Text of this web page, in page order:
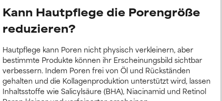
Kann Hautpflege die Porengröße
reduzieren?
Hautpflege kann Poren nicht physisch verkleinern, aber
bestimmte Produkte können ihr Erscheinungsbild sichtbar
verbessern. Indem Poren frei von Öl und Rückständen
gehalten und die Kollagenproduktion unterstützt wird, lassen
Inhaltsstoffe wie Salicylsäure (BHA), Niacinamid und Retinol